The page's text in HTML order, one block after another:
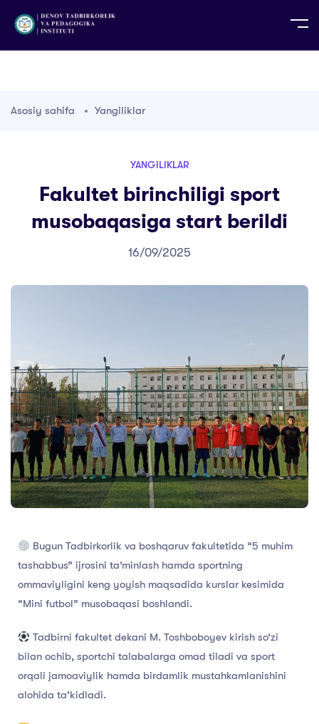
TG TR
Asosiy sahifa Yangiliklar
YANGILIKLAR
Fakultet birinchiligi sport
musobaqasiga start berildi
16/09/2025
Bugun Tadbirkorlik va boshqaruv fakultetida “5 muhim
tashabbus” ijrosini ta’minlash hamda sportning
ommaviyligini keng yoyish maqsadida kurslar kesimida
“Mini futbol” musobaqasi boshlandi.
Tadbirni fakultet dekani M. Toshboboyev kirish so‘zi
bilan ochib, sportchi talabalarga omad tiladi va sport
orqali jamoaviylik hamda birdamlik mustahkamlanishini
alohida ta’kidladi.